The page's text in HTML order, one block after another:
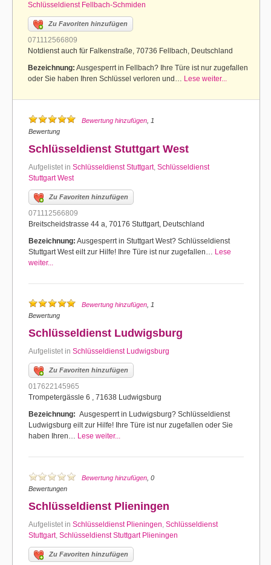
Schlüsseldienst Fellbach-Schmiden
Zu Favoriten hinzufügen
071112566809
Notdienst auch für Falkenstraße, 70736 Fellbach, Deutschland
Bezeichnung: Ausgesperrt in Fellbach? Ihre Türe ist nur zugefallen
oder Sie haben Ihren Schlüssel verloren und… Lese weiter...
Bewertung hinzufügen , 1
Bewertung
Schlüsseldienst Stuttgart West
Aufgelistet in Schlüsseldienst Stuttgart, Schlüsseldienst
Stuttgart West
Zu Favoriten hinzufügen
071112566809
Breitscheidstrasse 44 a, 70176 Stuttgart, Deutschland
Bezeichnung: Ausgesperrt in Stuttgart West? Schlüsseldienst
Stuttgart West eilt zur Hilfe! Ihre Türe ist nur zugefallen… Lese
weiter...
Bewertung hinzufügen , 1
Bewertung
Schlüsseldienst Ludwigsburg
Aufgelistet in Schlüsseldienst Ludwigsburg
Zu Favoriten hinzufügen
017622145965
Trompetergässle 6 , 71638 Ludwigsburg
Bezeichnung: Ausgesperrt in Ludwigsburg? Schlüsseldienst
Ludwigsburg eilt zur Hilfe! Ihre Türe ist nur zugefallen oder Sie
haben Ihren… Lese weiter...
Bewertung hinzufügen , 0
Bewertungen
Schlüsseldienst Plieningen
Aufgelistet in Schlüsseldienst Plieningen, Schlüsseldienst
Stuttgart, Schlüsseldienst Stuttgart Plieningen
Zu Favoriten hinzufügen